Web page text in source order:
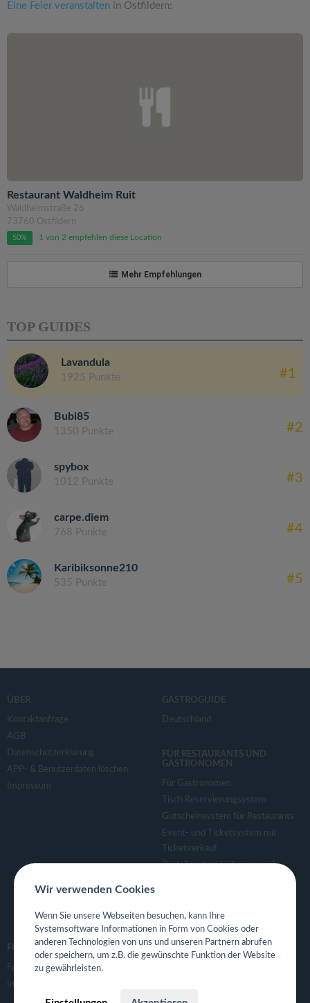
Eine Feier veranstalten in Ostfildern:
Restaurant Waldheim Ruit
Waldheimstraße 26
73760 Ostfildern
50% 1 von 2 empfehlen diese Location
Mehr Empfehlungen
TOP GUIDES
Lavandula
1925 Punkte #1
Bubi85
1350 Punkte #2
spybox
1012 Punkte #3
carpe.diem
768 Punkte #4
Karibiksonne210
535 Punkte #5
ÜBER
Kontaktanfrage
AGB
Datenschutzerklärung
APP- & Benutzerdaten löschen
Impressum
GASTROGUIDE
Deutschland
FÜR RESTAURANTS UND
GASTRONOMEN
Für Gastronomen
Tisch Reservierungsystem
Gutscheinsystem für Restaurants
Event- und Ticketsystem mit
Ticketverkauf
Bestellsystem Lieferung und
Eigene App für Restaurant
FOLGE UNS
Facebook
Instagram
Wir verwenden Cookies
Wenn Sie unsere Webseiten besuchen, kann Ihre
Systemsoftware Informationen in Form von Cookies oder
anderen Technologien von uns und unseren Partnern abrufen
oder speichern, um z.B. die gewünschte Funktion der Website
zu gewährleisten.